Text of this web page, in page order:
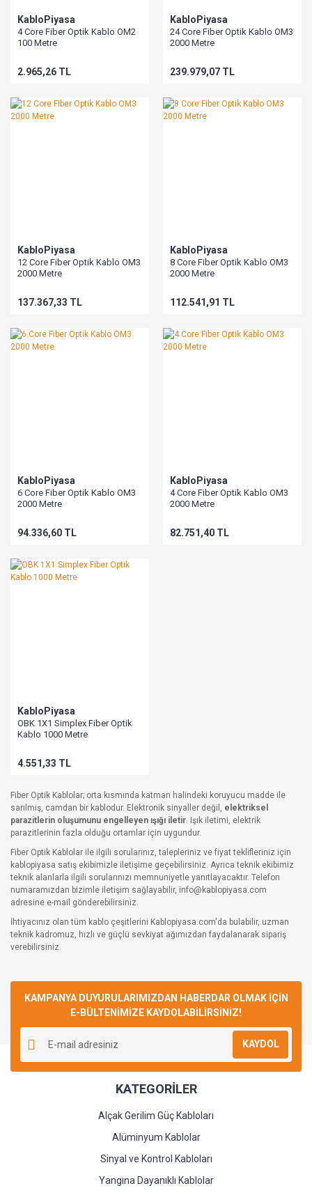
KabloPiyasa
4 Core Fiber Optik Kablo OM2
100 Metre
2.965,26 TL
KabloPiyasa
24 Core Fiber Optik Kablo OM3
2000 Metre
239.979,07 TL
KabloPiyasa
12 Core Fiber Optik Kablo OM3
2000 Metre
137.367,33 TL
KabloPiyasa
8 Core Fiber Optik Kablo OM3
2000 Metre
112.541,91 TL
KabloPiyasa
6 Core Fiber Optik Kablo OM3
2000 Metre
94.336,60 TL
KabloPiyasa
4 Core Fiber Optik Kablo OM3
2000 Metre
82.751,40 TL
KabloPiyasa
OBK 1X1 Simplex Fiber Optik
Kablo 1000 Metre
4.551,33 TL
Fiber Optik Kablolar; orta kısmında katman halindeki koruyucu madde ile
sarılmış, camdan bir kablodur. Elektronik sinyaller değil, elektriksel
parazitlerin oluşumunu engelleyen ışığı iletir. Işık iletimi, elektrik
parazitlerinin fazla olduğu ortamlar için uygundur.
Fiber Optik Kablolar ile ilgili sorularınız, talepleriniz ve fiyat teklifleriniz için
kablopiyasa satış ekibimizle iletişime geçebilirsiniz. Ayrıca teknik ekibimiz
teknik alanlarla ilgili sorularınızı memnuniyetle yanıtlayacaktır. Telefon
numaramızdan bizimle iletişim sağlayabilir, info@kablopiyasa.com
adresine e-mail gönderebilirsiniz.
İhtiyacınız olan tüm kablo çeşitlerini Kablopiyasa.com'da bulabilir, uzman
teknik kadromuz, hızlı ve güçlü sevkiyat ağımızdan faydalanarak sipariş
verebilirsiniz.
KAMPANYA DUYURULARIMIZDAN HABERDAR OLMAK İÇİN
E-BÜLTENİMİZE KAYDOLABİLİRSİNİZ!
KAYDOL
KATEGORİLER
Alçak Gerilim Güç Kabloları
Alüminyum Kablolar
Sinyal ve Kontrol Kabloları
Yangına Dayanıklı Kablolar